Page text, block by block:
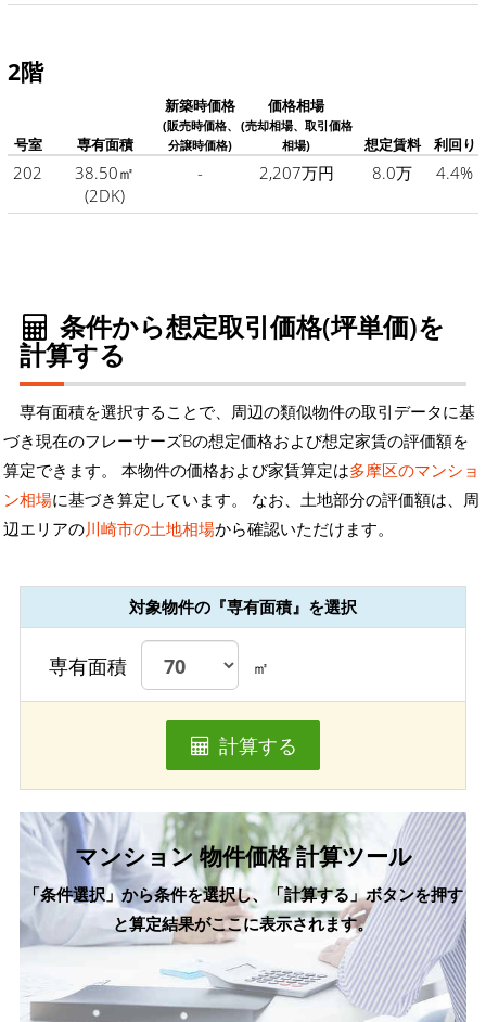
2階
号室 専有面積
新築時価格
(販売時価格、
分譲時価格)
価格相場
(売却相場、取引価格
相場)
想定賃料 利回り
202
38.50㎡
(2DK)
- 2,207万円 8.0万 4.4%
条件から想定取引価格(坪単価)を
計算する
専有面積を選択することで、周辺の類似物件の取引データに基
づき現在のフレーサーズBの想定価格および想定家賃の評価額を
算定できます。 本物件の価格および家賃算定は多摩区のマンショ
ン相場に基づき算定しています。 なお、土地部分の評価額は、周
辺エリアの川崎市の土地相場から確認いただけます。
対象物件の『専有面積』を選択
専有面積 ㎡
計算する
マンション 物件価格 計算ツール
「条件選択」から条件を選択し、「計算する」ボタンを押す
と算定結果がここに表示されます。